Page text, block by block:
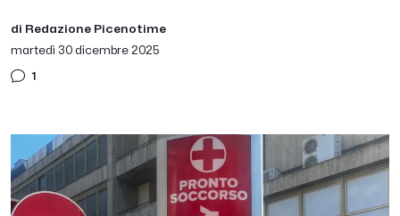
di Redazione Picenotime
martedì 30 dicembre 2025
1